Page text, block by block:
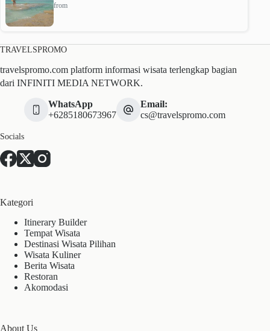
from
TRAVELSPROMO
travelspromo.com platform informasi wisata terlengkap bagian
dari INFINITI MEDIA NETWORK.
WhatsApp
+6285180673967
Email:
cs@travelspromo.com
Socials
Kategori
Itinerary Builder
Tempat Wisata
Destinasi Wisata Pilihan
Wisata Kuliner
Berita Wisata
Restoran
Akomodasi
About Us